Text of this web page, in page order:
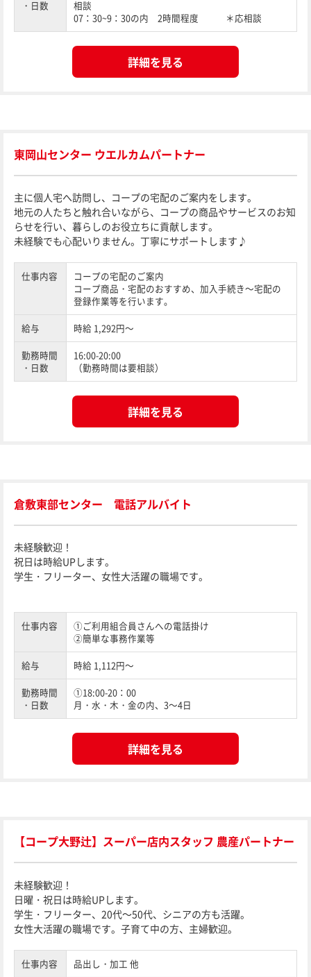
・日数
相談
07：30~9：30の内 2時間程度 ＊応相談
詳細を見る
東岡山センター ウエルカムパートナー
主に個人宅へ訪問し、コープの宅配のご案内をします。
地元の人たちと触れ合いながら、コープの商品やサービスのお知
らせを行い、暮らしのお役立ちに貢献します。
未経験でも心配いりません。丁寧にサポートします♪
仕事内容
コープの宅配のご案内
コープ商品・宅配のおすすめ、加入手続き～宅配の
登録作業等を行います。
給与 時給 1,292円～
勤務時間
・日数
16:00-20:00
（勤務時間は要相談）
詳細を見る
倉敷東部センター 電話アルバイト
未経験歓迎！
祝日は時給UPします。
学生・フリーター、女性大活躍の職場です。
仕事内容
①ご利用組合員さんへの電話掛け
②簡単な事務作業等
給与 時給 1,112円～
勤務時間
・日数
①18:00-20：00
月・水・木・金の内、3～4日
詳細を見る
【コープ大野辻】スーパー店内スタッフ 農産パートナー
未経験歓迎！
日曜・祝日は時給UPします。
学生・フリーター、20代～50代、シニアの方も活躍。
女性大活躍の職場です。子育て中の方、主婦歓迎。
仕事内容 品出し・加工 他